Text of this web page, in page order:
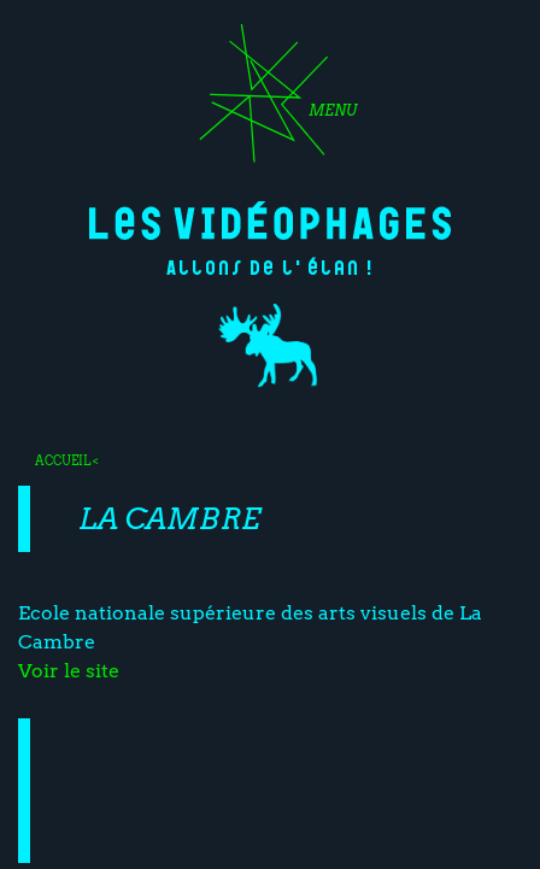
MENU
Allons de l'élan !
ACCUEIL<
LA CAMBRE
Ecole nationale supérieure des arts visuels de La
Cambre
Voir le site